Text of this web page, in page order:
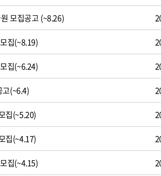
모집공고 (~8.26)
집(~8.19)
집(~6.24)
(~6.4)
집(~5.20)
집(~4.17)
집(~4.15)